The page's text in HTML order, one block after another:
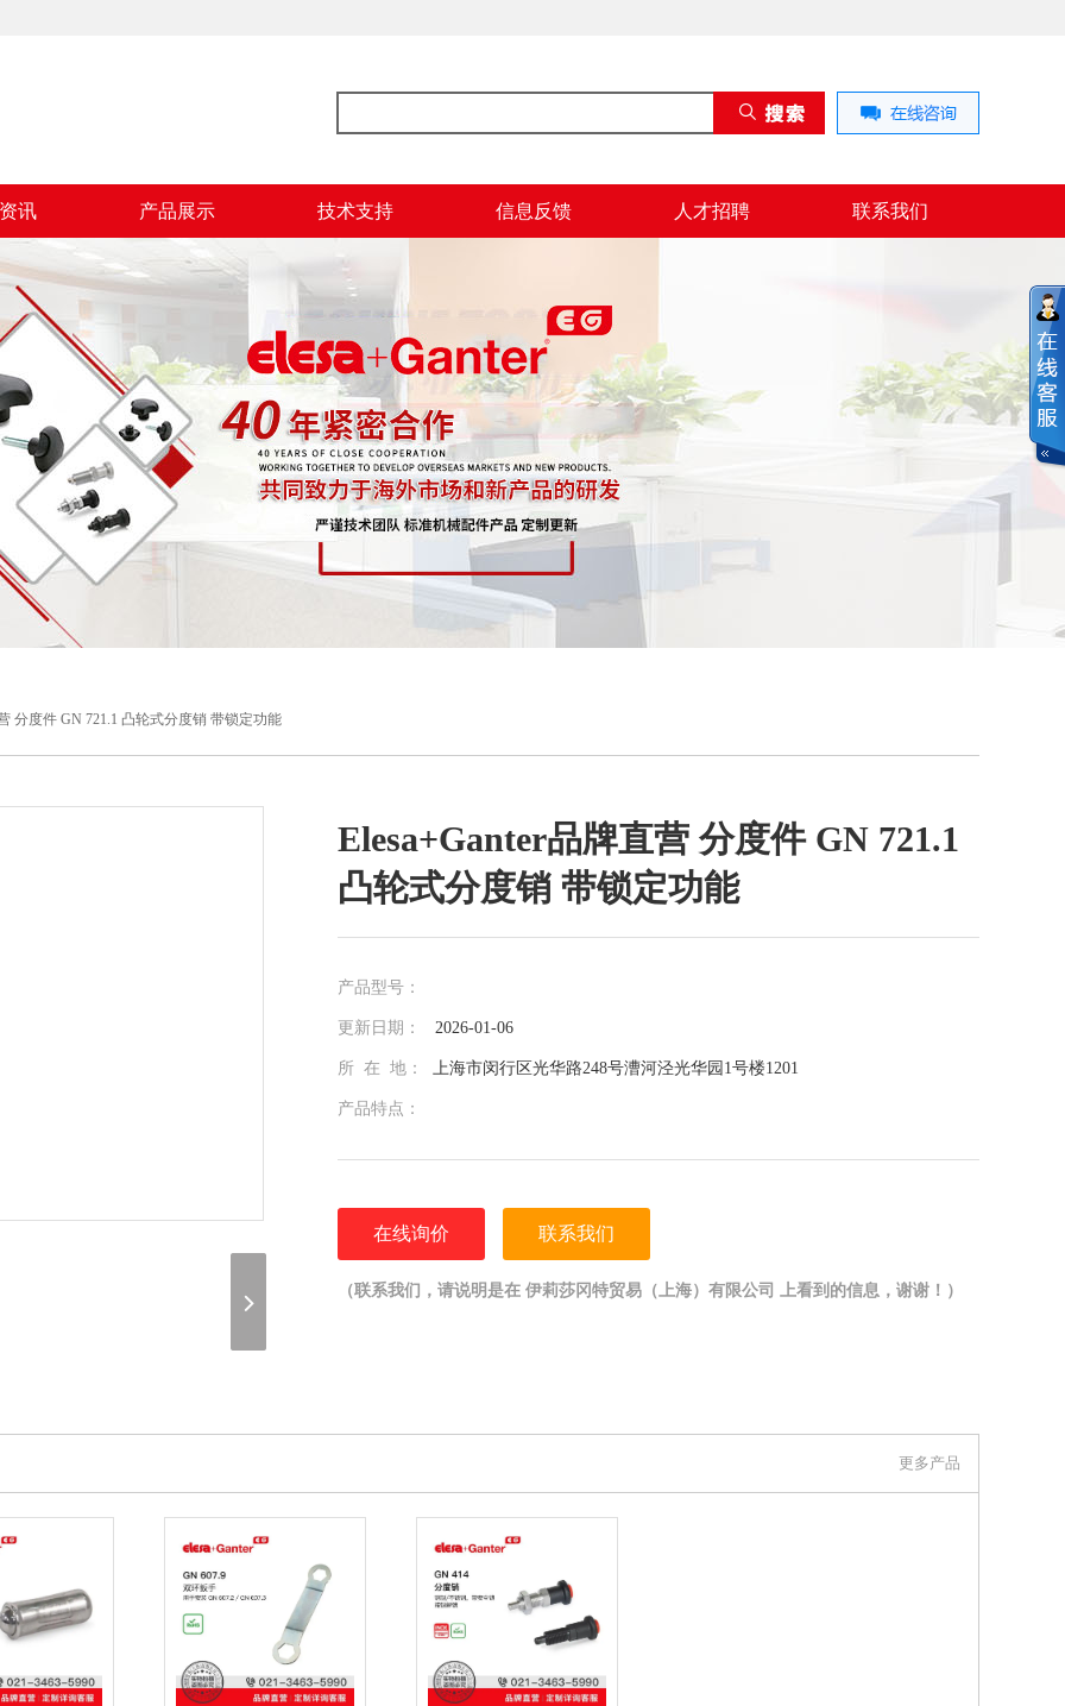
讯 产品展示 技术支持 信息反馈 人才招聘 联系我们
分度件 GN 721.1 凸轮式分度销 带锁定功能
Elesa+Ganter品牌直营 分度件 GN 721.1
凸轮式分度销 带锁定功能
产品型号：
更新日期： 2026-01-06
所 在 地： 上海市闵行区光华路248号漕河泾光华园1号楼1201
产品特点：
在线询价 联系我们
（联系我们，请说明是在 伊莉莎冈特贸易（上海）有限公司 上看到的信息，谢谢！）
更多产品